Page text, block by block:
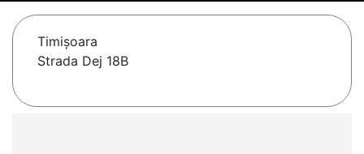
Timişoara
Strada Dej 18B